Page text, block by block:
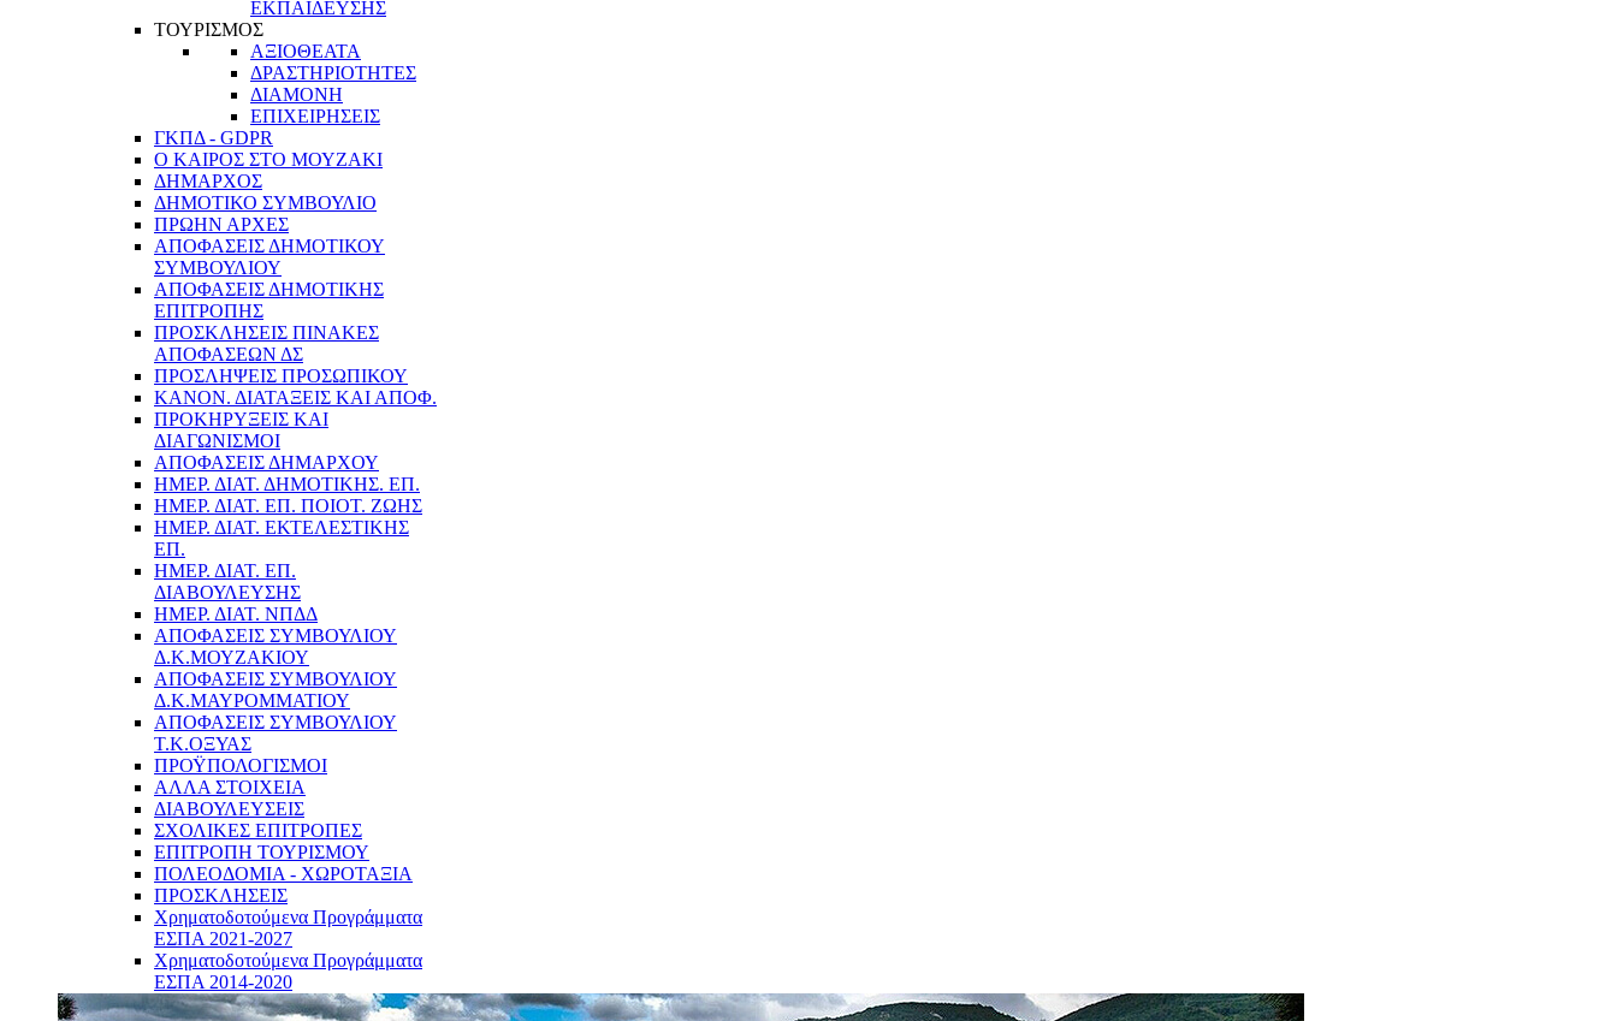
ΕΚΠΑΙΔΕΥΣΗΣ
ΤΟΥΡΙΣΜΟΣ
ΑΞΙΟΘΕΑΤΑ
ΔΡΑΣΤΗΡΙΟΤΗΤΕΣ
ΔΙΑΜΟΝΗ
ΕΠΙΧΕΙΡΗΣΕΙΣ
ΓΚΠΔ - GDPR
Ο ΚΑΙΡΟΣ ΣΤΟ ΜΟΥΖΑΚΙ
ΔΗΜΑΡΧΟΣ
ΔΗΜΟΤΙΚΟ ΣΥΜΒΟΥΛΙΟ
ΠΡΩΗΝ ΑΡΧΕΣ
ΑΠΟΦΑΣΕΙΣ ΔΗΜΟΤΙΚΟΥ
ΣΥΜΒΟΥΛΙΟΥ
ΑΠΟΦΑΣΕΙΣ ΔΗΜΟΤΙΚΗΣ
ΕΠΙΤΡΟΠΗΣ
ΠΡΟΣΚΛΗΣΕΙΣ ΠΙΝΑΚΕΣ
ΑΠΟΦΑΣΕΩΝ ΔΣ
ΠΡΟΣΛΗΨΕΙΣ ΠΡΟΣΩΠΙΚΟΥ
ΚΑΝΟΝ. ΔΙΑΤΑΞΕΙΣ ΚΑΙ ΑΠΟΦ.
ΠΡΟΚΗΡΥΞΕΙΣ ΚΑΙ
ΔΙΑΓΩΝΙΣΜΟΙ
ΑΠΟΦΑΣΕΙΣ ΔΗΜΑΡΧΟΥ
ΗΜΕΡ. ΔΙΑΤ. ΔΗΜΟΤΙΚΗΣ. ΕΠ.
ΗΜΕΡ. ΔΙΑΤ. ΕΠ. ΠΟΙOΤ. ΖΩΗΣ
ΗΜΕΡ. ΔΙΑΤ. ΕΚΤΕΛΕΣΤΙΚΗΣ
ΕΠ.
ΗΜΕΡ. ΔΙΑΤ. ΕΠ.
ΔΙΑΒΟΥΛΕΥΣΗΣ
ΗΜΕΡ. ΔΙΑΤ. ΝΠΔΔ
ΑΠΟΦΑΣΕΙΣ ΣΥΜΒΟΥΛΙΟΥ
Δ.Κ.ΜΟΥΖΑΚΙΟΥ
ΑΠΟΦΑΣΕΙΣ ΣΥΜΒΟΥΛΙΟΥ
Δ.Κ.ΜΑΥΡΟΜΜΑΤΙΟΥ
ΑΠΟΦΑΣΕΙΣ ΣΥΜΒΟΥΛΙΟΥ
Τ.Κ.ΟΞΥΑΣ
ΠΡΟΫΠΟΛΟΓΙΣΜΟΙ
ΑΛΛΑ ΣΤΟΙΧΕΙΑ
ΔΙΑΒΟΥΛΕΥΣΕΙΣ
ΣΧΟΛΙΚΕΣ ΕΠΙΤΡΟΠΕΣ
ΕΠΙΤΡΟΠΗ ΤΟΥΡΙΣΜΟΥ
ΠΟΛΕΟΔΟΜΙΑ - ΧΩΡΟΤΑΞΙΑ
ΠΡΟΣΚΛΗΣΕΙΣ
Χρηματοδοτούμενα Προγράμματα
ΕΣΠΑ 2021-2027
Χρηματοδοτούμενα Προγράμματα
ΕΣΠΑ 2014-2020